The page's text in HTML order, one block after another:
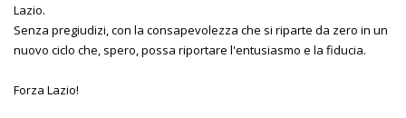
Lazio.
Senza pregiudizi, con la consapevolezza che si riparte da zero in un
nuovo ciclo che, spero, possa riportare l'entusiasmo e la fiducia.
Forza Lazio!